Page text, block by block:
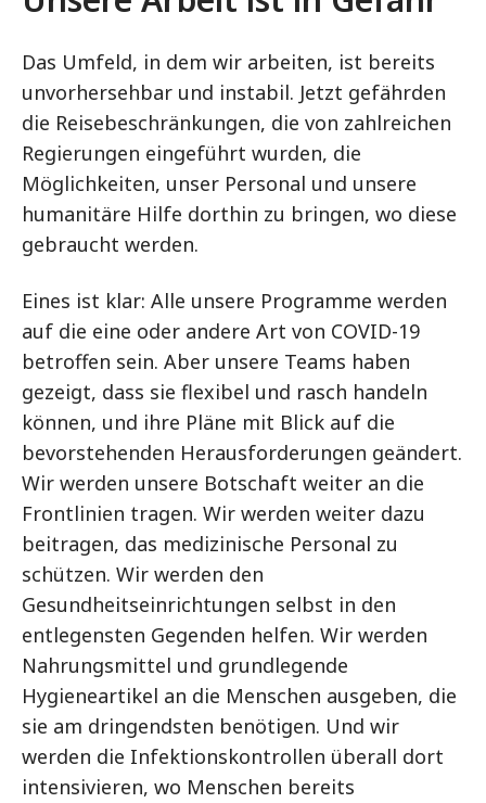
Das Umfeld, in dem wir arbeiten, ist bereits
unvorhersehbar und instabil. Jetzt gefährden
die Reisebeschränkungen, die von zahlreichen
Regierungen eingeführt wurden, die
Möglichkeiten, unser Personal und unsere
humanitäre Hilfe dorthin zu bringen, wo diese
gebraucht werden.
Eines ist klar: Alle unsere Programme werden
auf die eine oder andere Art von COVID-19
betroffen sein. Aber unsere Teams haben
gezeigt, dass sie flexibel und rasch handeln
können, und ihre Pläne mit Blick auf die
bevorstehenden Herausforderungen geändert.
Wir werden unsere Botschaft weiter an die
Frontlinien tragen. Wir werden weiter dazu
beitragen, das medizinische Personal zu
schützen. Wir werden den
Gesundheitseinrichtungen selbst in den
entlegensten Gegenden helfen. Wir werden
Nahrungsmittel und grundlegende
Hygieneartikel an die Menschen ausgeben, die
sie am dringendsten benötigen. Und wir
werden die Infektionskontrollen überall dort
intensivieren, wo Menschen bereits